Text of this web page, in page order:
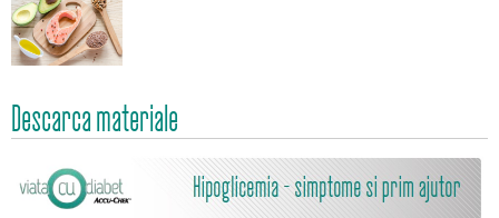
Descarca materiale